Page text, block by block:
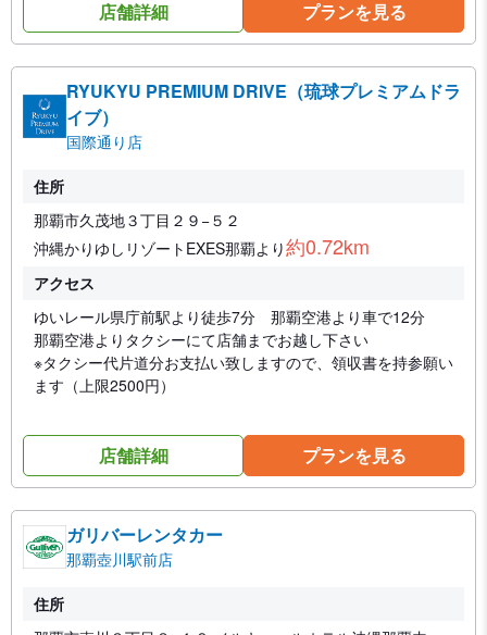
店舗詳細 プランを見る
RYUKYU PREMIUM DRIVE（琉球プレミアムドラ
イブ）
国際通り店
住所
那覇市久茂地３丁目２９−５２
沖縄かりゆしリゾートEXES那覇より約0.72km
アクセス
ゆいレール県庁前駅より徒歩7分 那覇空港より車で12分
那覇空港よりタクシーにて店舗までお越し下さい
※タクシー代片道分お支払い致しますので、領収書を持参願い
ます（上限2500円）
店舗詳細 プランを見る
ガリバーレンタカー
那覇壺川駅前店
住所